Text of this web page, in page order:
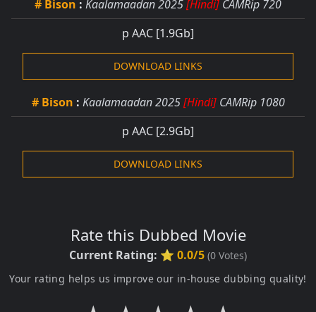
# Bison : Kaalamaadan 2025[Hindi] CAMRip 720
p AAC [1.9Gb]
DOWNLOAD LINKS
# Bison : Kaalamaadan 2025[Hindi] CAMRip 1080
p AAC [2.9Gb]
DOWNLOAD LINKS
Rate this Dubbed Movie
Current Rating: ⭐ 0.0/5 (0 Votes)
Your rating helps us improve our in-house dubbing quality!